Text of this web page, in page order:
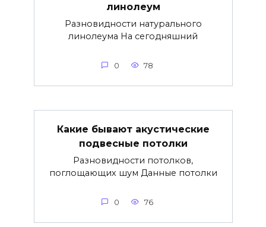
линолеум
Разновидности натурального
линолеума На сегодняшний
0 78
Какие бывают акустические
подвесные потолки
Разновидности потолков,
поглощающих шум Данные потолки
0 76